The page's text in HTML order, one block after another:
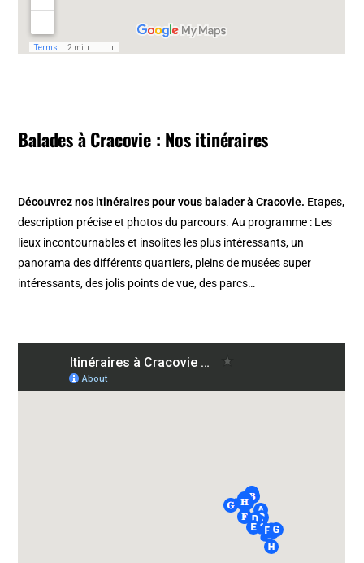
Balades à Cracovie : Nos itinéraires
Découvrez nos itinéraires pour vous balader à Cracovie. Etapes,
description précise et photos du parcours. Au programme : Les
lieux incontournables et insolites les plus intéressants, un
panorama des différents quartiers, pleins de musées super
intéressants, des jolis points de vue, des parcs…